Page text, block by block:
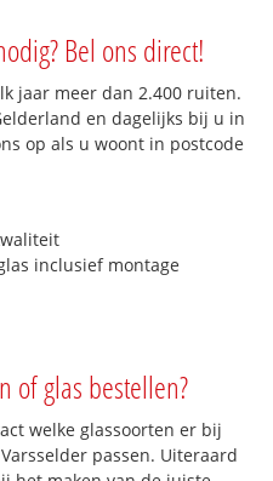
Bel ons direct!
jaar meer dan 2.400 ruiten.
en dagelijks bij u in
op als u woont in postcode
inclusief montage
of glas bestellen?
welke glassoorten er bij
passen. Uiteraard